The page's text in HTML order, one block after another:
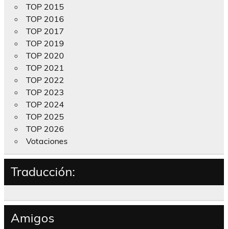
TOP 2015
TOP 2016
TOP 2017
TOP 2019
TOP 2020
TOP 2021
TOP 2022
TOP 2023
TOP 2024
TOP 2025
TOP 2026
Votaciones
Traducción:
Amigos